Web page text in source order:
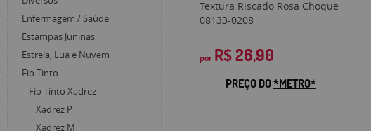
Enfermagem / Saúde
Estampas Juninas
Estrela, Lua e Nuvem
Fio Tinto
Fio Tinto Xadrez
Xadrez P
Xadrez M
Textura Riscado Rosa Choque
08133-0208
por R$ 26,90
PREÇO DO*METRO*